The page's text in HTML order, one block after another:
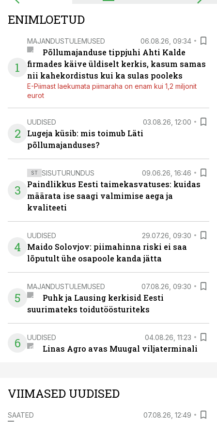
ENIMLOETUD
1
MAJANDUSTULEMUSED 06.08.26, 09:34
Põllumajanduse tippjuhi Ahti Kalde
firmades käive üldiselt kerkis, kasum samas
nii kahekordistus kui ka sulas pooleks
E-Piimast laekumata piimaraha on enam kui 1,2 miljonit
eurot
2
UUDISED 03.08.26, 12:00
Lugeja küsib: mis toimub Läti
põllumajanduses?
3
ST SISUTURUNDUS 09.06.26, 16:46
Paindlikkus Eesti taimekasvatuses: kuidas
määrata ise saagi valmimise aega ja
kvaliteeti
4
UUDISED 29.07.26, 09:30
Maido Solovjov: piimahinna riski ei saa
lõputult ühe osapoole kanda jätta
5
MAJANDUSTULEMUSED 07.08.26, 09:30
Puhk ja Lausing kerkisid Eesti
suurimateks toidutöösturiteks
6 UUDISED 04.08.26, 11:23
Linas Agro avas Muugal viljaterminali
VIIMASED UUDISED
SAATED 07.08.26, 12:49